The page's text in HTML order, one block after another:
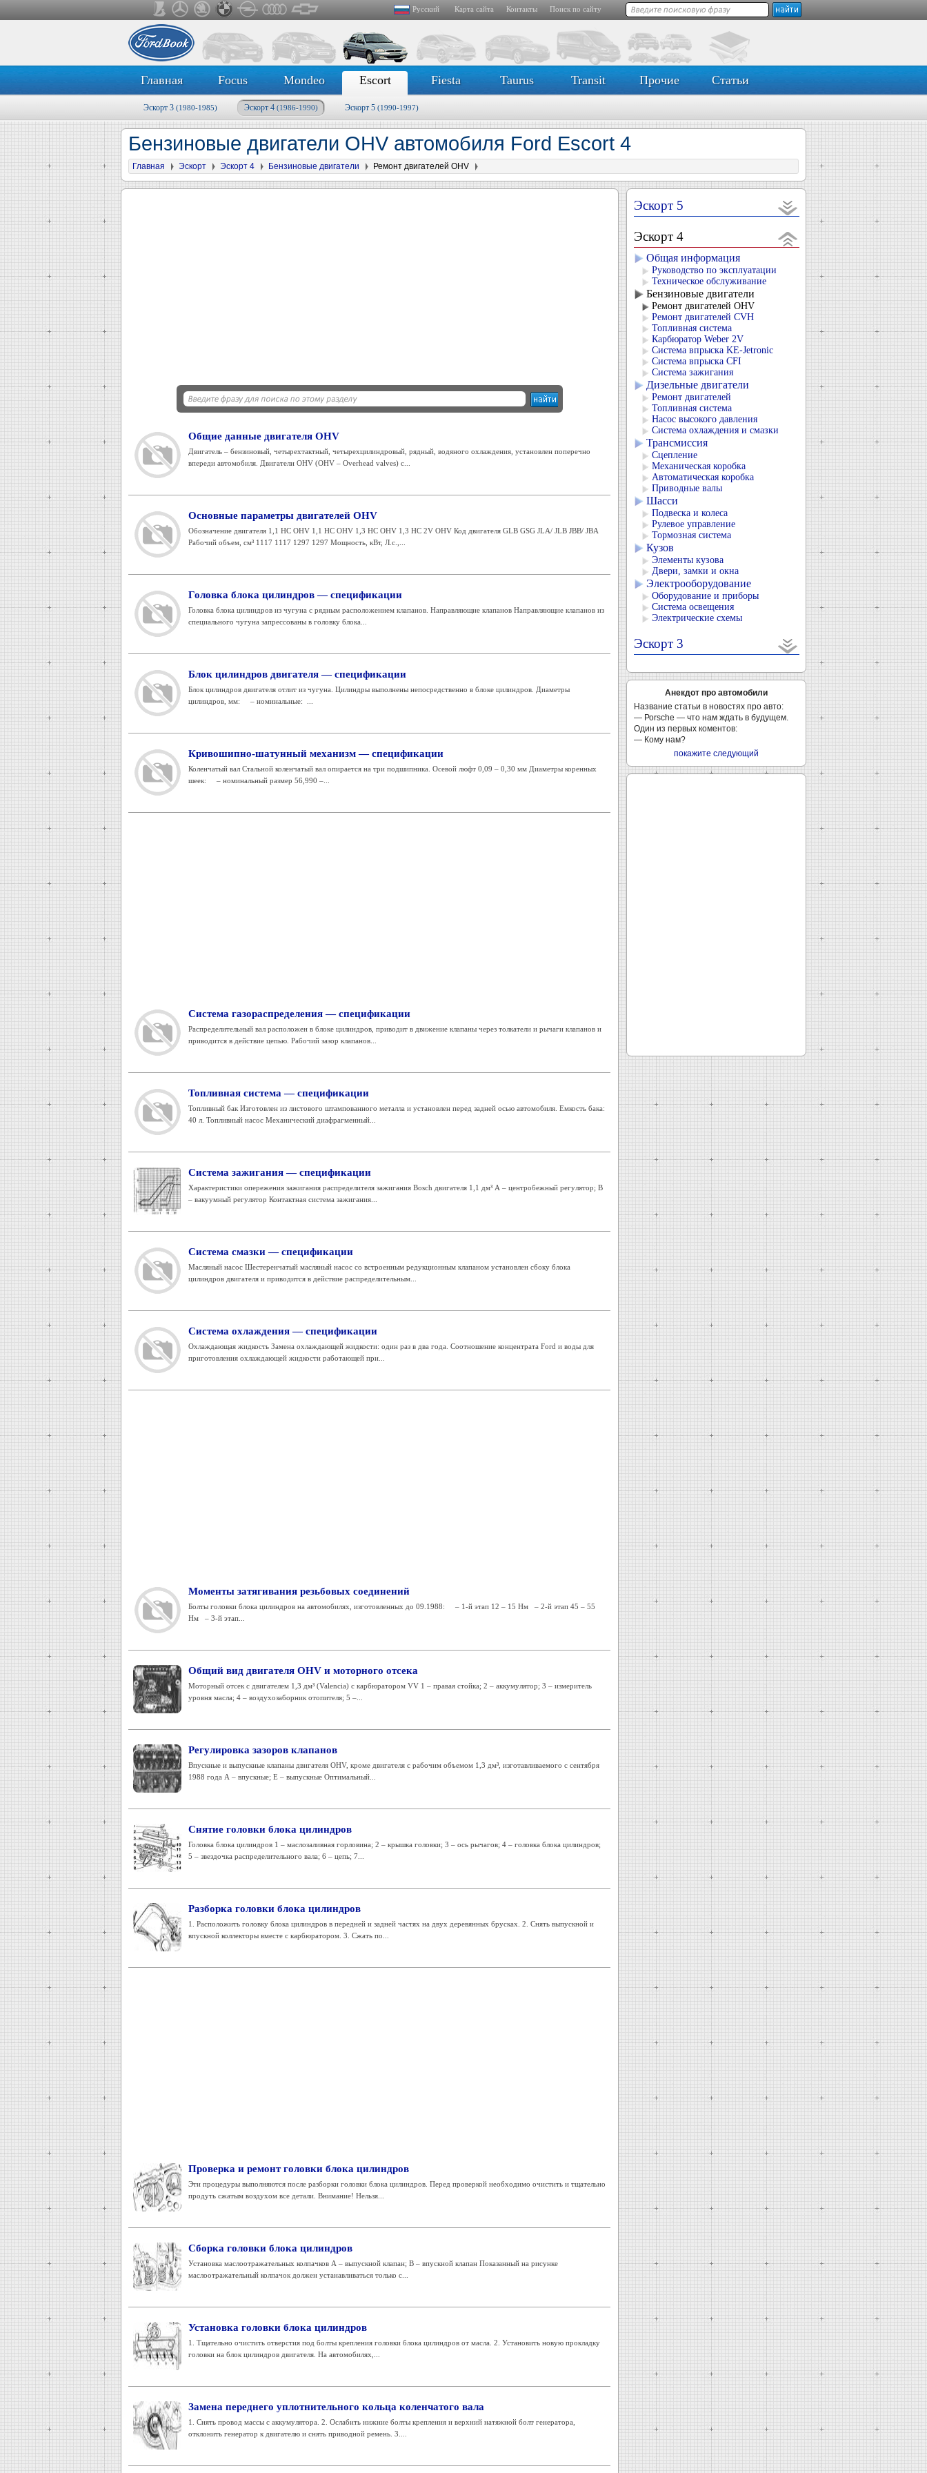
Русский Карта сайта Контакты Поиск по сайту
Главная Focus Mondeo Escort Fiesta Taurus Transit Прочие Статьи
Эскорт 3 (1980-1985) Эскорт 4 (1986-1990) Эскорт 5 (1990-1997)
Бензиновые двигатели OHV автомобиля Ford Escort 4
Главная Эскорт Эскорт 4 Бензиновые двигатели Ремонт двигателей OHV
Общие данные двигателя OHV
Двигатель – бензиновый, четырехтактный, четырехцилиндровый, рядный, водяного охлаждения, установлен поперечно
впереди автомобиля. Двигатели OHV (OHV – Overhead valves) с...
Основные параметры двигателей OHV
Обозначение двигателя 1,1 HC OHV 1,1 HC OHV 1,3 HC OHV 1,3 HC 2V OHV Код двигателя GLB GSG JLA/ JLB JBB/ JBA
Рабочий объем, см³ 1117 1117 1297 1297 Мощность, кВт, Л.с.,...
Головка блока цилиндров — спецификации
Головка блока цилиндров из чугуна с рядным расположением клапанов. Направляющие клапанов Направляющие клапанов из
специального чугуна запрессованы в головку блока...
Блок цилиндров двигателя — спецификации
Блок цилиндров двигателя отлит из чугуна. Цилиндры выполнены непосредственно в блоке цилиндров. Диаметры
цилиндров, мм: – номинальные: ...
Кривошипно-шатунный механизм — спецификации
Коленчатый вал Стальной коленчатый вал опирается на три подшипника. Осевой люфт 0,09 – 0,30 мм Диаметры коренных
шеек: – номинальный размер 56,990 –...
Система газораспределения — спецификации
Распределительный вал расположен в блоке цилиндров, приводит в движение клапаны через толкатели и рычаги клапанов и
приводится в действие цепью. Рабочий зазор клапанов...
Топливная система — спецификации
Топливный бак Изготовлен из листового штампованного металла и установлен перед задней осью автомобиля. Емкость бака:
40 л. Топливный насос Механический диафрагменный...
Система зажигания — спецификации
Характеристики опережения зажигания распределителя зажигания Bosch двигателя 1,1 дм³ А – центробежный регулятор; В
– вакуумный регулятор Контактная система зажигания...
Система смазки — спецификации
Масляный насос Шестеренчатый масляный насос со встроенным редукционным клапаном установлен сбоку блока
цилиндров двигателя и приводится в действие распределительным...
Система охлаждения — спецификации
Охлаждающая жидкость Замена охлаждающей жидкости: один раз в два года. Соотношение концентрата Ford и воды для
приготовления охлаждающей жидкости работающей при...
Моменты затягивания резьбовых соединений
Болты головки блока цилиндров на автомобилях, изготовленных до 09.1988: – 1-й этап 12 – 15 Нм – 2-й этап 45 – 55
Нм – 3-й этап...
Общий вид двигателя OHV и моторного отсека
Моторный отсек с двигателем 1,3 дм³ (Valencia) с карбюратором VV 1 – правая стойка; 2 – аккумулятор; 3 – измеритель
уровня масла; 4 – воздухозаборник отопителя; 5 –...
Регулировка зазоров клапанов
Впускные и выпускные клапаны двигателя OHV, кроме двигателя с рабочим объемом 1,3 дм³, изготавливаемого с сентября
1988 года А – впускные; Е – выпускные Оптимальный...
Снятие головки блока цилиндров
Головка блока цилиндров 1 – маслозаливная горловина; 2 – крышка головки; 3 – ось рычагов; 4 – головка блока цилиндров;
5 – звездочка распределительного вала; 6 – цепь; 7...
Разборка головки блока цилиндров
1. Расположить головку блока цилиндров в передней и задней частях на двух деревянных брусках. 2. Снять выпускной и
впускной коллекторы вместе с карбюратором. 3. Сжать по...
Проверка и ремонт головки блока цилиндров
Эти процедуры выполняются после разборки головки блока цилиндров. Перед проверкой необходимо очистить и тщательно
продуть сжатым воздухом все детали. Внимание! Нельзя...
Сборка головки блока цилиндров
Установка маслоотражательных колпачков А – выпускной клапан; В – впускной клапан Показанный на рисунке
маслоотражательный колпачок должен устанавливаться только с...
Установка головки блока цилиндров
1. Тщательно очистить отверстия под болты крепления головки блока цилиндров от масла. 2. Установить новую прокладку
головки на блок цилиндров двигателя. На автомобилях,...
Замена переднего уплотнительного кольца коленчатого вала
1. Снять провод массы с аккумулятора. 2. Ослабить нижние болты крепления и верхний натяжной болт генератора,
отклонить генератор к двигателю и снять приводной ремень. 3....
Эскорт 5
Эскорт 4
Общая информация
Руководство по эксплуатации
Техническое обслуживание
Бензиновые двигатели
Ремонт двигателей OHV
Ремонт двигателей CVH
Топливная система
Карбюратор Weber 2V
Система впрыска KЕ-Jetronic
Система впрыска CFI
Система зажигания
Дизельные двигатели
Ремонт двигателей
Топливная система
Насос высокого давления
Система охлаждения и смазки
Трансмиссия
Сцепление
Механическая коробка
Автоматическая коробка
Приводные валы
Шасси
Подвеска и колеса
Рулевое управление
Тормозная система
Кузов
Элементы кузова
Двери, замки и окна
Электрооборудование
Оборудование и приборы
Система освещения
Электрические схемы
Эскорт 3
Анекдот про автомобили
Название статьи в новостях про авто:
— Роrsсhе — что нам ждать в будущем.
Один из первых коментов:
— Кому нам?
покажите следующий